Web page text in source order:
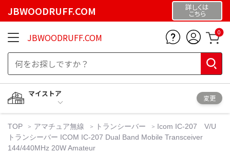
JBWOODRUFF.COM 詳しくは
こちら
JBWOODRUFF.COM 0
マイストア
変更
TOP アマチュア無線 トランシーバー
Icom IC-207 V/U
トランシーバー ICOM IC-207 Dual Band Mobile Transceiver
144/440MHz 20W Amateur